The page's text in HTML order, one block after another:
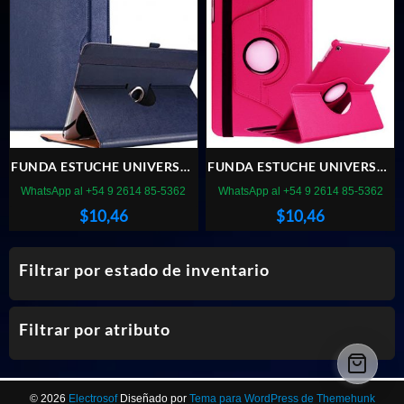
Filtrar por estado de inventario
Filtrar por atributo
FUNDA ESTUCHE UNIVERSAL
GIRATORIA TABLET 10.1″
$10,46
WhatsApp al +54 9 2614 85-5362
FUNDA ESTUCHE UNIVERSAL
GIRATORIA TABLET 10.1″
$10,46
WhatsApp al +54 9 2614 85-5362
© 2026 Electrosof Diseñado por Tema para WordPress de Themehunk